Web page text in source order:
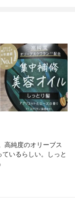
高純度のオリーブス
いるらしい。しっと